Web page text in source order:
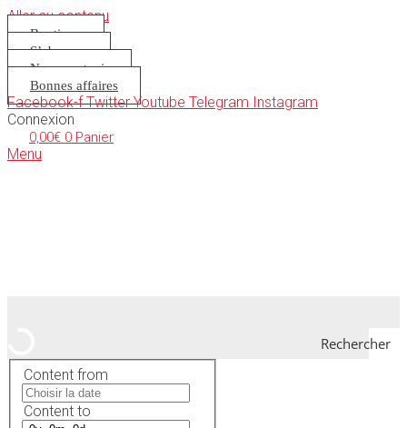
Aller au contenu
Boutique
S’abonner
Nous soutenir
Bonnes affaires
Facebook-f Twitter Youtube Telegram Instagram
Connexion
0,00€ 0 Panier
Menu
Rechercher
Content from
Content to